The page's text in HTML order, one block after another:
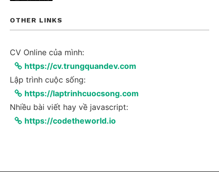
OTHER LINKS
CV Online của mình:
https://cv.trungquandev.com
Lập trình cuộc sống:
https://laptrinhcuocsong.com
Nhiều bài viết hay về javascript:
https://codetheworld.io